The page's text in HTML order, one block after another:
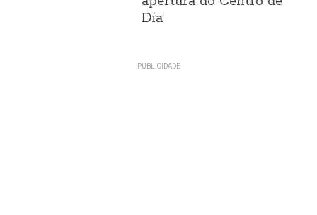
Día